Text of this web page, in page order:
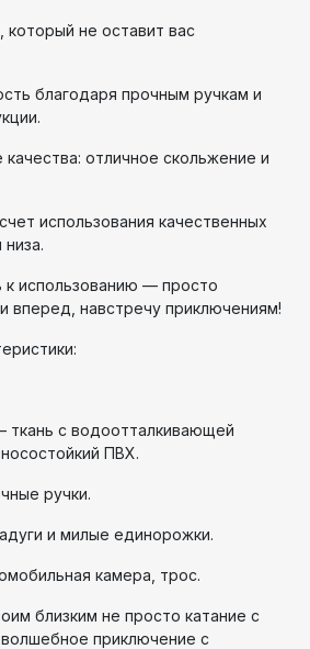
который не оставит вас
благодаря прочным ручкам и
отличное скольжение и
использования качественных
к использованию — просто
вперед, навстречу приключениям!
ткань с водоотталкивающей
ПВХ.
ручки.
и милые единорожки.
камера, трос.
близким не просто катание с
приключение с